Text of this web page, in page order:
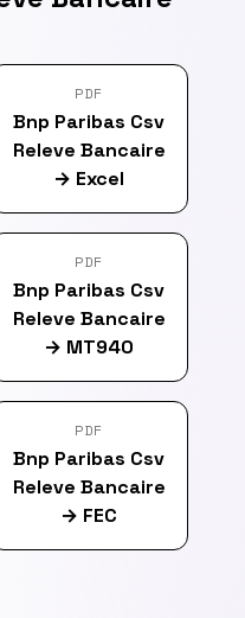
PDF
Bnp Paribas Csv
Releve Bancaire
→ Excel
PDF
Bnp Paribas Csv
Releve Bancaire
→ MT940
PDF
Bnp Paribas Csv
Releve Bancaire
→ FEC